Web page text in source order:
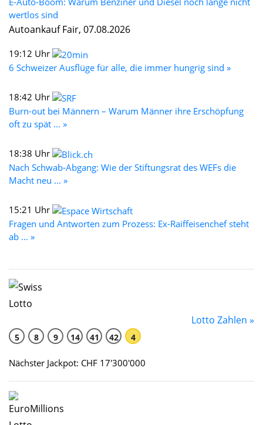
wertlos sind
Autoankauf Fair, 07.08.2026
19:12 Uhr
6 Schweizer Ausflüge für alle, die immer hungrig sind »
18:42 Uhr
Burn-out bei Männern – Warum Männer ihre Erschöpfung
oft zu spät ... »
18:38 Uhr
Nach Schwab-Abgang: Wie der Stiftungsrat des WEFs die
Macht neu ... »
15:21 Uhr
Fragen und Antworten zum Prozess: Ex-Raiffeisenchef steht
ab ... »
Lotto Zahlen »
5 8 9 14 41 42 4
Nächster Jackpot: CHF 17'300'000